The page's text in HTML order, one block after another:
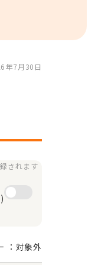
年7月30日
されます
：対象外